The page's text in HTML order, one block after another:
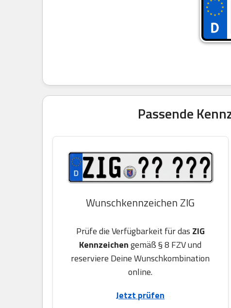
Passende
Wunschkennzeichen ZIG
Prüfe die Verfügbarkeit für das ZIG
Kennzeichengemäß § 8 FZV und
reserviere Deine Wunschkombination
online.
Jetzt prüfen